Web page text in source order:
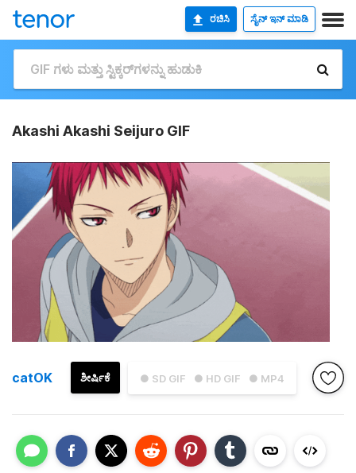
ರಚಿಸಿ ಸೈನ್ ಇನ್ ಮಾಡಿ
Akashi Akashi Seijuro GIF
● SD GIF ● HD GIF ● MP4
ಶೀರ್ಷಿಕೆ
catOK